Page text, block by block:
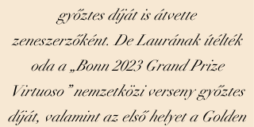
győztes díját is átvette
zeneszerzőként. De Laurának ítélték
oda a „Bonn 2023 Grand Prize
Virtuoso” nemzetközi verseny győztes
díját, valamint az első helyet a Golden